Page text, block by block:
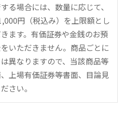
る場合には、数量に応じて、
円（税込み）を上限額とし
ます。有価証券や金銭のお預
いただきません。商品ごとに
異なりますので、当該商品等
上場有価証券等書面、目論見
さい。